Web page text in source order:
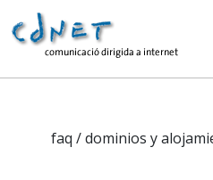
faq / dominios y